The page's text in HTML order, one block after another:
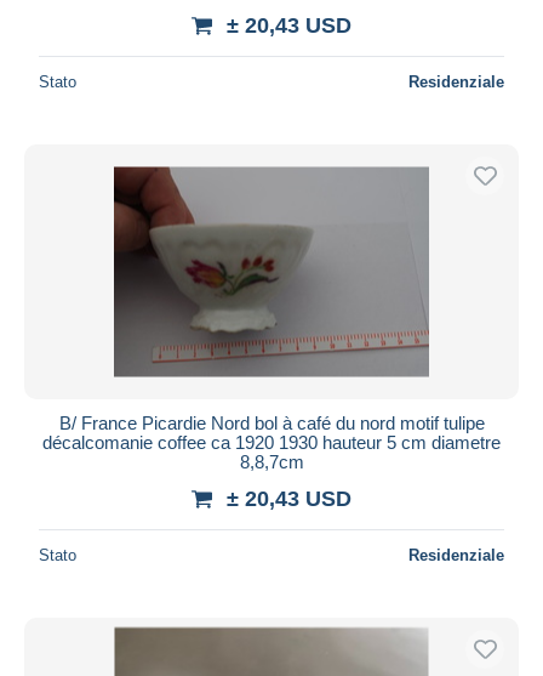
± 20,43 USD
Stato Residenziale
B/ France Picardie Nord bol à café du nord motif tulipe
décalcomanie coffee ca 1920 1930 hauteur 5 cm diametre
8,8,7cm
± 20,43 USD
Stato Residenziale